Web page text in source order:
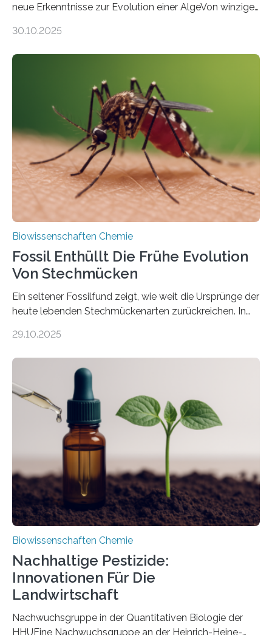
neue Erkenntnisse zur Evolution einer AlgeVon winzigen
Landpflanzen zählen zu den komplexesten
Grünalgen, die vor Hunderten von Millionen Jahren
lebten. Unter den Vorfahren sticht eine Gruppe heraus,
die noch heute in der Natur vorkommt: die
Süßwasseralge Coleochaetophyceae. Einige Arten
dieser Gruppe bilden aus Zellfäden dichte Geflechte
mit scheibenförmiger Gestalt. Was auffällig ist: Die
nächsten…
30.10.2025
Biowissenschaften Chemie
Fossil Enthüllt Die Frühe Evolution
Von Stechmücken
Ein seltener Fossilfund zeigt, wie weit die Ursprünge der
heute lebenden Stechmückenarten zurückreichen. In
Forschende die bisher älteste bekannte Stechmücken-
Region Kachin in Myanmar und hat sich in
ausgezeichnetem Zustand erhalten. Es konnte als neue
Art einer neuen Gattung beschrieben werden und trägt
nun den Namen Cretosabethes primaevus. Dieser erste
fossile Nachweis einer Stechmückenlarve in Bernstein
stellt gleichzeitig den ersten Fossilfund einer
Mückenlarve aus dem Mesozoikum dar, denn…
29.10.2025
Biowissenschaften Chemie
Nachhaltige Pestizide:
Innovationen Für Die
Landwirtschaft
Nachwuchsgruppe in der Quantitativen Biologie der
HHUEine Nachwuchsgruppe an der Heinrich-Heine-